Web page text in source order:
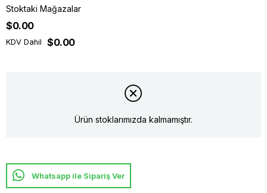
Stoktaki Mağazalar
$0.00
KDV Dahil $0.00
Ürün stoklarımızda kalmamıştır.
Whatsapp ile Sipariş Ver